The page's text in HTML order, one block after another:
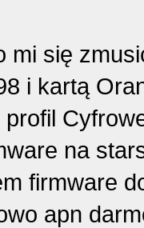
mi się
i kartą
profil
na
firmware
apn